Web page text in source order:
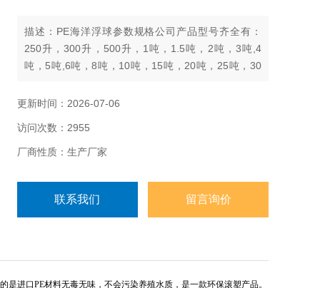
描述：PE海洋浮球参数规格公司产品型号齐全有：
250升，300升，500升，1吨，1.5吨，2吨，3吨,4
吨，5吨,6吨，8吨，10吨，15吨，20吨，25吨，30
更新时间：2026-07-06
访问次数：2955
厂商性质：生产厂家
联系我们 留言询价
进口PE材料无毒无味，不会污染养殖水质，是一款环保滚塑产品。